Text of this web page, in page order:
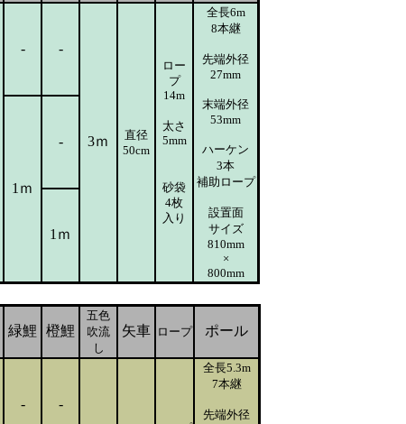
- -
3ｍ
直径
50cm
ロー
プ
14m
太さ
5mm
砂袋
4枚
入り
全長6m
8本継
先端外径
27mm
末端外径
53mm
ハーケン
3本
補助ロープ
設置面
サイズ
810mm
×
800mm
1ｍ
-
1ｍ
緑鯉 橙鯉
五色
吹流
し
矢車 ロープ ポール
-
-
全長5.3m
7本継
先端外径